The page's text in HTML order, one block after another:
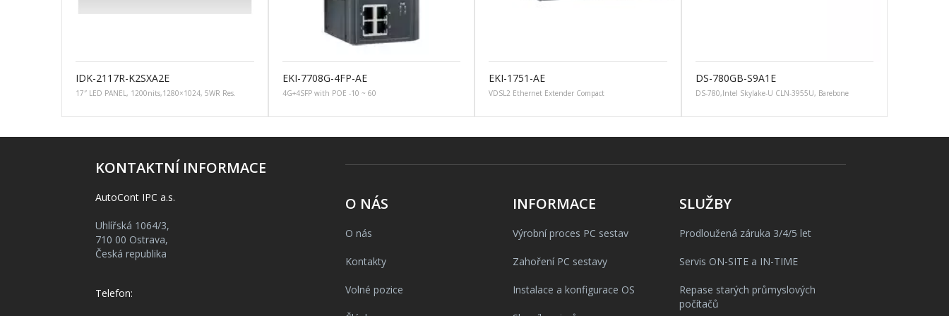
IDK-2117R-K2SXA2E
17″ LED PANEL, 1200nits,1280×1024, 5WR Res.
EKI-7708G-4FP-AE
4G+4SFP with POE -10 ~ 60
EKI-1751-AE
VDSL2 Ethernet Extender Compact
DS-780GB-S9A1E
DS-780,Intel Skylake-U CLN-3955U, Barebone
KONTAKTNÍ INFORMACE
AutoCont IPC a.s.
Uhlířská 1064/3,
710 00 Ostrava,
Česká republika
Telefon:
O NÁS
O nás
Kontakty
Volné pozice
INFORMACE
Výrobní proces PC sestav
Zahoření PC sestavy
Instalace a konfigurace OS
SLUŽBY
Prodloužená záruka 3/4/5 let
Servis ON-SITE a IN-TIME
Repase starých průmyslových
počítačů